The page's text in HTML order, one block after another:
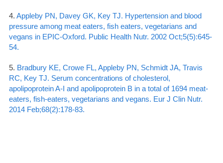
4. Appleby PN, Davey GK, Key TJ. Hypertension and blood
pressure among meat eaters, fish eaters, vegetarians and
vegans in EPIC-Oxford. Public Health Nutr. 2002 Oct;5(5):645-
54.
5. Bradbury KE, Crowe FL, Appleby PN, Schmidt JA, Travis
RC, Key TJ. Serum concentrations of cholesterol,
apolipoprotein A-I and apolipoprotein B in a total of 1694 meat-
eaters, fish-eaters, vegetarians and vegans. Eur J Clin Nutr.
2014 Feb;68(2):178-83.